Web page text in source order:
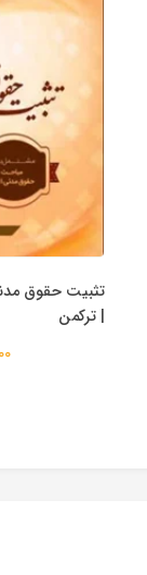
تثبیت حقوق
| ترکمن